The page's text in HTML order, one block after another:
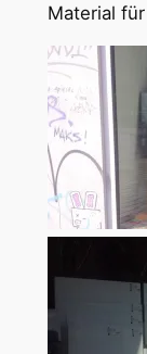
Material